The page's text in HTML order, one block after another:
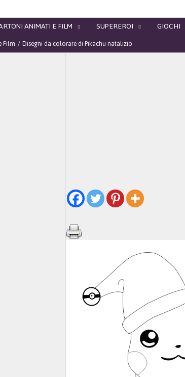
ANIMATI E FILM SUPEREROI GIOCHI
Film Disegni da colorare di Pikachu natalizio